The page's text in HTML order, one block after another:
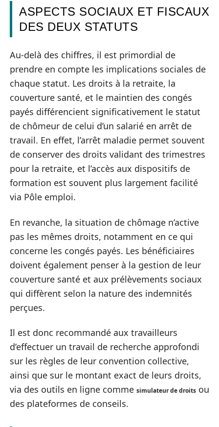
ASPECTS SOCIAUX ET FISCAUX
DES DEUX STATUTS
Au-delà des chiffres, il est primordial de
prendre en compte les implications sociales de
chaque statut. Les droits à la retraite, la
couverture santé, et le maintien des congés
payés différencient significativement le statut
de chômeur de celui d’un salarié en arrêt de
travail. En effet, l’arrêt maladie permet souvent
de conserver des droits validant des trimestres
pour la retraite, et l’accès aux dispositifs de
formation est souvent plus largement facilité
via Pôle emploi.
En revanche, la situation de chômage n’active
pas les mêmes droits, notamment en ce qui
concerne les congés payés. Les bénéficiaires
doivent également penser à la gestion de leur
couverture santé et aux prélèvements sociaux
qui diffèrent selon la nature des indemnités
perçues.
Il est donc recommandé aux travailleurs
d’effectuer un travail de recherche approfondi
sur les règles de leur convention collective,
ainsi que sur le montant exact de leurs droits,
via des outils en ligne comme simulateur de droits ou
des plateformes de conseils.